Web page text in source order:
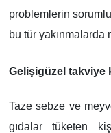
problemlerin
bu tür yakınmalarda
Gelişigüzel takviye
Taze sebze ve
gıdalar tüketen